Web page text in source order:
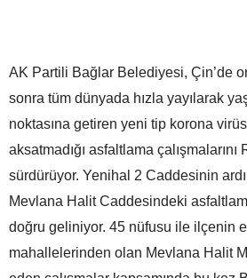
AK Partili Bağlar Belediyesi, Çin’de
sonra tüm dünyada hızla yayılarak
noktasına getiren yeni tip korona
aksatmadığı asfaltlama çalışmalarını
sürdürüyor. Yenihal 2 Caddesinin
Mevlana Halit Caddesindeki
doğru geliniyor. 45 nüfusu ile ilçenin
mahallelerinden olan Mevlana Halit